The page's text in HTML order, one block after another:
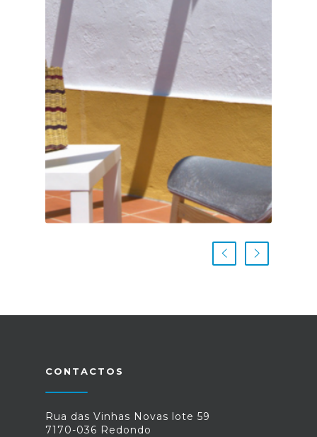
CONTACTOS
Rua das Vinhas Novas lote 59
7170-036 Redondo